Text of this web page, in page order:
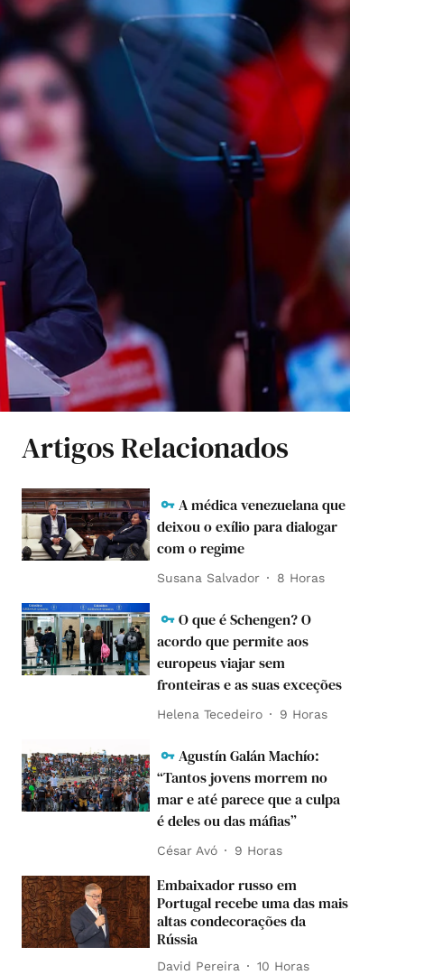
Artigos Relacionados
A médica venezuelana que
deixou o exílio para dialogar
com o regime
Susana Salvador 8 Horas
O que é Schengen? O
acordo que permite aos
europeus viajar sem
fronteiras e as suas exceções
Helena Tecedeiro 9 Horas
Agustín Galán Machío:
“Tantos jovens morrem no
mar e até parece que a culpa
é deles ou das máfias”
César Avó 9 Horas
Embaixador russo em
Portugal recebe uma das mais
altas condecorações da
Rússia
David Pereira 10 Horas